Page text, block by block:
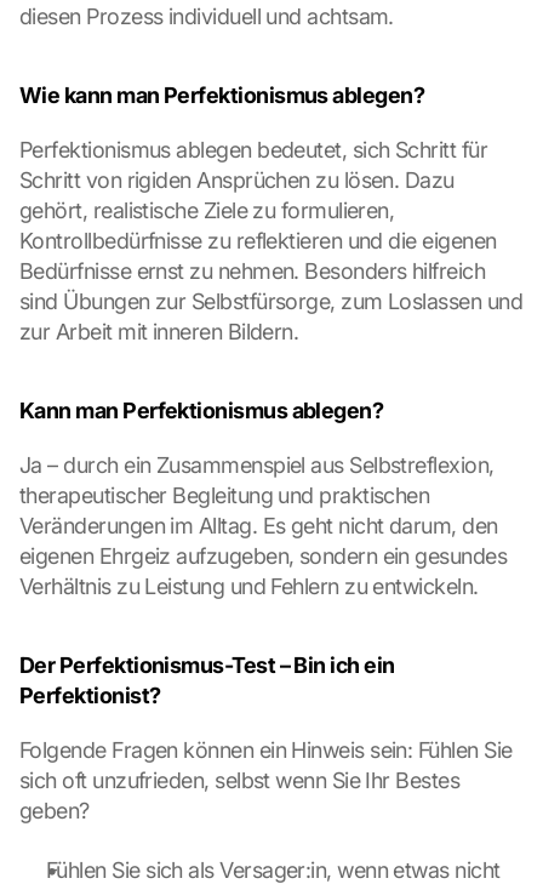
diesen Prozess individuell und achtsam.
Wie kann man Perfektionismus ablegen?
Perfektionismus ablegen bedeutet, sich Schritt für
Schritt von rigiden Ansprüchen zu lösen. Dazu
gehört, realistische Ziele zu formulieren,
Kontrollbedürfnisse zu reflektieren und die eigenen
Bedürfnisse ernst zu nehmen. Besonders hilfreich
sind Übungen zur Selbstfürsorge, zum Loslassen und
zur Arbeit mit inneren Bildern.
Kann man Perfektionismus ablegen?
Ja – durch ein Zusammenspiel aus Selbstreflexion,
therapeutischer Begleitung und praktischen
Veränderungen im Alltag. Es geht nicht darum, den
eigenen Ehrgeiz aufzugeben, sondern ein gesundes
Verhältnis zu Leistung und Fehlern zu entwickeln.
Der Perfektionismus-Test – Bin ich ein
Perfektionist?
Folgende Fragen können ein Hinweis sein: Fühlen Sie
sich oft unzufrieden, selbst wenn Sie Ihr Bestes
geben?
Fühlen Sie sich als Versager:in, wenn etwas nicht
S
u
z
s
c
h
m
s
m
e
n
e
d
L
a
e
G